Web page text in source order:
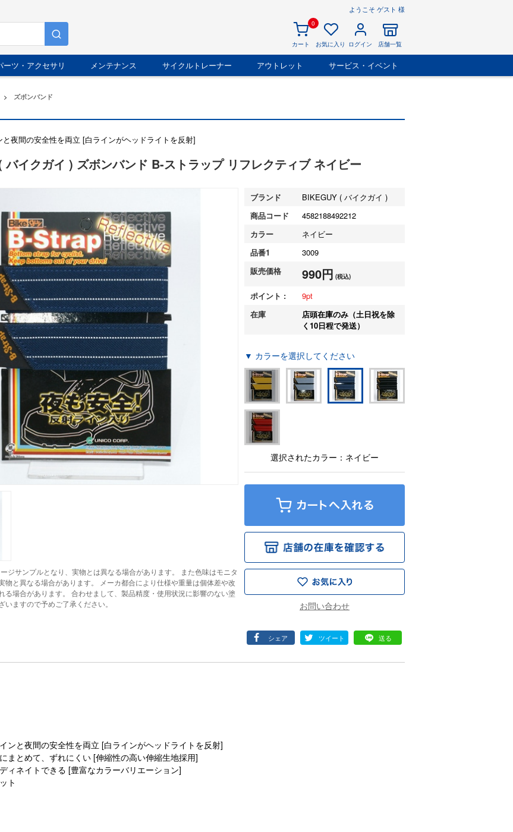
ようこそ ゲスト 様
0
カート お気に入り ログイン 店舗一覧
ーツ・アクセサリ メンテナンス サイクルトレーナー アウトレット サービス・イベント
> ズボンバンド
と夜間の安全性を両立 [白ラインがヘッドライトを反射]
バイクガイ ) ズボンバンド B-ストラップ リフレクティブ ネイビー
ジサンプルとなり、実物とは異なる場合があります。 また色味はモニタ
物と異なる場合があります。 メーカ都合により仕様や重量は個体差や改
る場合があります。 合わせまして、製品精度・使用状況に影響のない塗
いますので予めご了承ください。
ブランド
BIKEGUY ( バイクガイ )
商品コード
4582188492212
カラー
ネイビー
品番1
3009
販売価格
990円 (税込)
ポイント :
9
在庫
店頭在庫のみ（土日祝を除
く10日程で発送）
▼ カラーを選択してください
選択されたカラー：ネイビー
シェア ツイート 送る
ンと夜間の安全性を両立 [白ラインがヘッドライトを反射]
まとめて、ずれにくい [伸縮性の高い伸縮生地採用]
ィネイトできる [豊富なカラーバリエーション]
ト